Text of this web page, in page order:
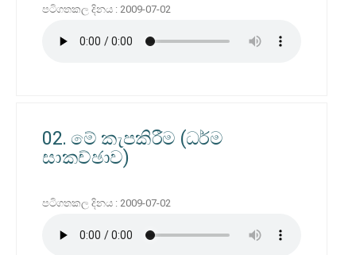
පටිගතකල දිනය : 2009-07-02
02. මේ කැපකිරීම (ධර්ම
සාකච්ඡාව)
පටිගතකල දිනය : 2009-07-02